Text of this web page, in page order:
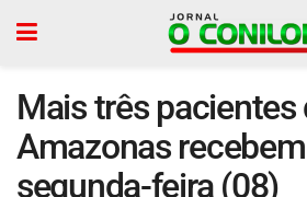
Mais três pacientes
Amazonas
segunda-feira (08)